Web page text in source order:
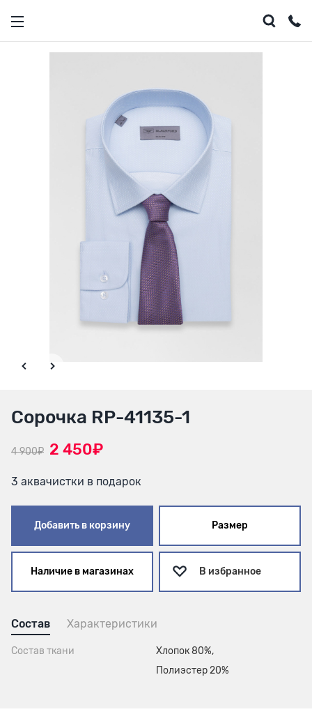
Сорочка RP-41135-1
4 900₽ 2 450₽
3 аквачистки в подарок
Добавить в корзину Размер
Наличие в магазинах В избранное
Состав Характеристики
Состав ткани
Хлопок 80%,
Полиэстер 20%